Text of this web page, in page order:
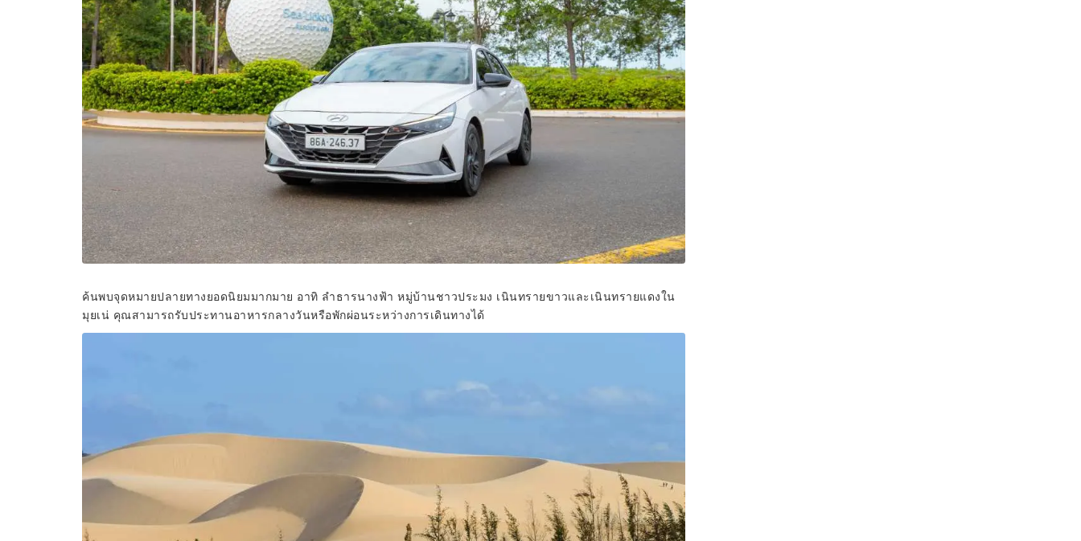
ค้นพบจุดหมายปลายทางยอดนิยมมากมาย อาทิ ลำธารนางฟ้า หมู่บ้านชาวประมง เนินทรายขาวและเนินทรายแดงใน
มุยเน่ คุณสามารถรับประทานอาหารกลางวันหรือพักผ่อนระหว่างการเดินทางได้